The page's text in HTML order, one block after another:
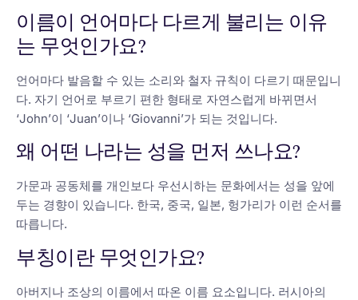
이름이 언어마다 다르게 불리는 이유
는 무엇인가요?
언어마다 발음할 수 있는 소리와 철자 규칙이 다르기 때문입니
다. 자기 언어로 부르기 편한 형태로 자연스럽게 바뀌면서
‘John’이 ‘Juan’이나 ‘Giovanni’가 되는 것입니다.
왜 어떤 나라는 성을 먼저 쓰나요?
가문과 공동체를 개인보다 우선시하는 문화에서는 성을 앞에
두는 경향이 있습니다. 한국, 중국, 일본, 헝가리가 이런 순서를
따릅니다.
부칭이란 무엇인가요?
아버지나 조상의 이름에서 따온 이름 요소입니다. 러시아의